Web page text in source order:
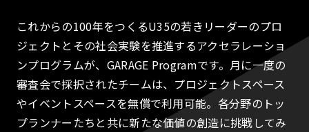
これからの100年をつくるU35の若きリーダーのプロ
ジェクトとその社会実験を推進するアクセラレーショ
ンプログラムが、GARAGE Programです。月に一度の
審査会で採択されたチームは、プロジェクトスペース
やイベントスペースを無償で利用可能。各分野のトッ
プランナーたちと共に新たな価値の創造に挑戦してみ